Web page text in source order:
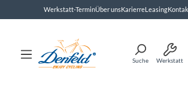
springenWerkstatt-TerminÜber unsKarierreLeasing
Suche Werkstatt